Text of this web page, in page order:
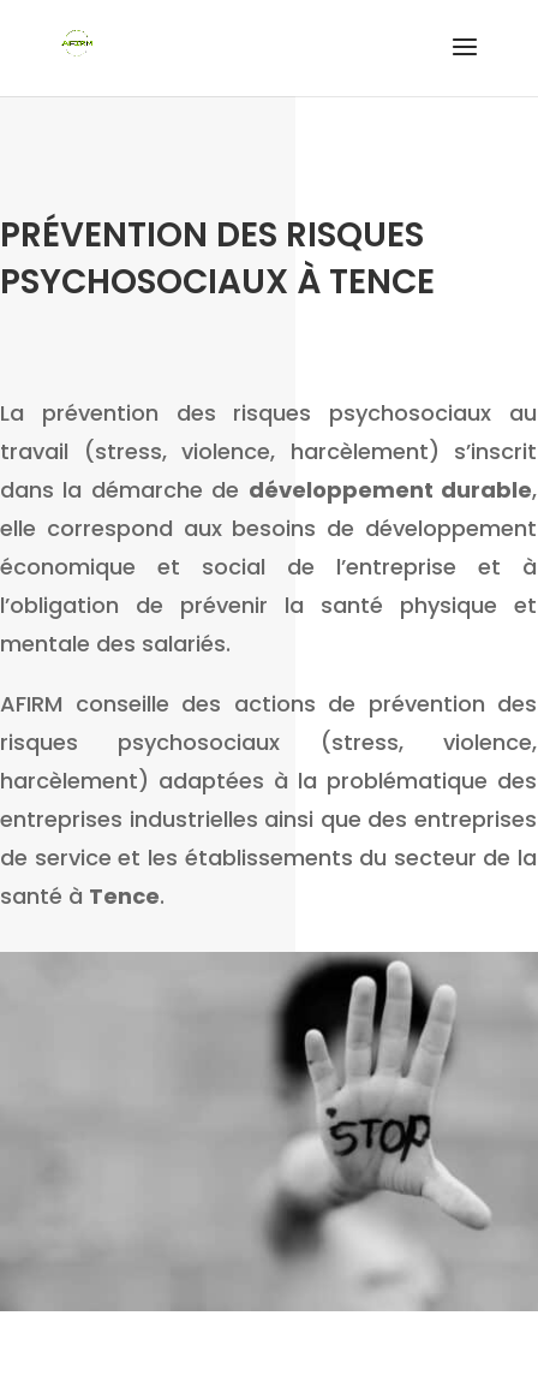
PRÉVENTION DES RISQUES
PSYCHOSOCIAUX À TENCE
La prévention des risques psychosociaux au
travail (stress, violence, harcèlement) s’inscrit
dans la démarche de développement durable,
elle correspond aux besoins de développement
économique et social de l’entreprise et à
l’obligation de prévenir la santé physique et
mentale des salariés.
AFIRM conseille des actions de prévention des
risques psychosociaux (stress, violence,
harcèlement) adaptées à la problématique des
entreprises industrielles ainsi que des entreprises
de service et les établissements du secteur de la
santé à Tence.